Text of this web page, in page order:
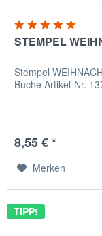
STEMPEL
Stempel
Buche Artikel-Nr.
8,55 € *
Merken
TIPP!